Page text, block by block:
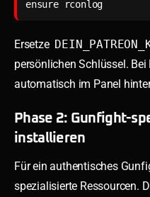
ensure rconlog
Ersetze
persönlichen Schlüssel.
automatisch im Panel
Phase 2: Gunfight-
installieren
Für ein authentisches
spezialisierte Ressourcen.